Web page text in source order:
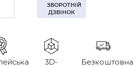
ЗВОРОТНІЙ
ДЗВІНОК
3D-
Безкоштовна